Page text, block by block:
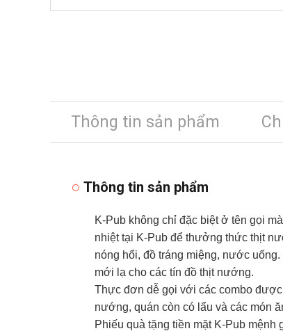
Thông tin sản phẩm
Thông tin sản phẩm
K-Pub không chỉ đặc biệt ở tên gọi
nhiệt tại K-Pub để thưởng thức thịt
nóng hổi, đồ tráng miệng, nước
mới lạ cho các tín đồ thịt nướng.
Thực đơn dễ gọi với các combo
nướng, quán còn có lẩu và các món
Phiếu quà tặng tiền mặt K-Pub